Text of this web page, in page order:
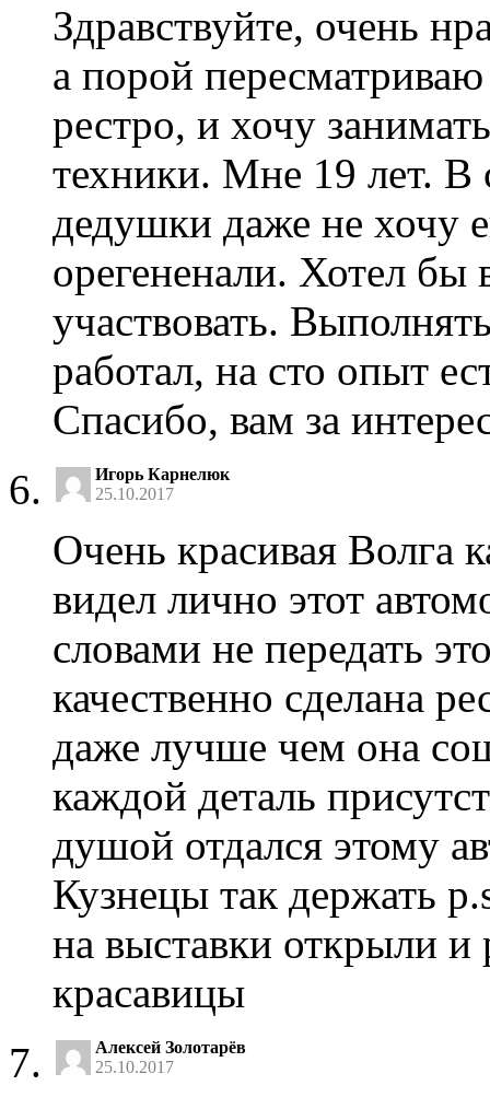
Здравствуйте, очень
а порой
рестро, и хочу
техники. Мне 19 лет. В
дедушки даже не хочу
орегененали. Хотел бы
участвовать.
работал, на сто опыт
Спасибо, вам за
Игорь Карнелюк
25.10.2017
Очень красивая Волга
видел лично этот
словами не передать
качественно сделана
даже лучше чем она
каждой деталь
душой отдался этому
Кузнецы так держать
на выставки открыли и
красавицы
Алексей Золотарёв
25.10.2017